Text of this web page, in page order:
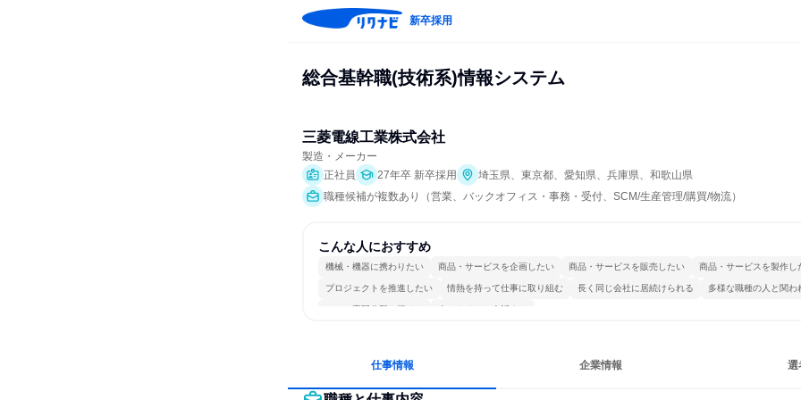
新卒採用
総合基幹職(技術系)情報システム
三菱電線工業株式会社
製造・メーカー
正社員
27年卒 新卒採用
埼玉県、東京都、愛知県、兵庫県、和歌山県
職種候補が複数あり（営業、バックオフィス・事務・受付、SCM/生産管理/購買/物流）
こんな人におすすめ
機械・機器に携わりたい 商品・サービスを企画したい 商品・サービスを販売したい 商品・サービスを製作し
プロジェクトを推進したい 情熱を持って仕事に取り組む 長く同じ会社に居続けられる 多様な職種の人と関わ
一つの専門分野を極める 人とたくさん会話する
仕事情報 企業情報 選